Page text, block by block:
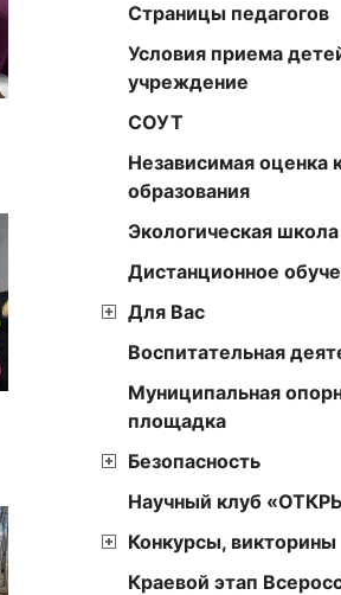
Страницы педагогов
Условия приема
учреждение
СОУТ
Независимая оценка
образования
Экологическая школа
Дистанционное
Для Вас
Воспитательная
Муниципальная
площадка
Безопасность
Научный клуб
Конкурсы, викторины
Краевой этап